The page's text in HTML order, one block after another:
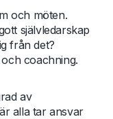
och möten.
självledarskap
från det?
coachning.
av
alla tar ansvar